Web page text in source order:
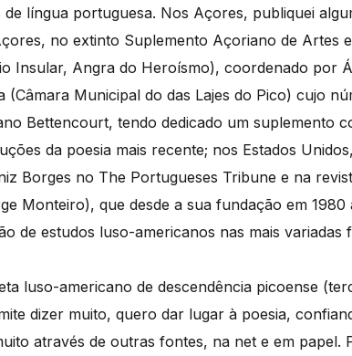
língua portuguesa. Nos Açores, publiquei
no extinto Suplemento Açoriano de Artes
Insular, Angra do Heroísmo), coordenado por
(Câmara Municipal do das Lajes do Pico) cujo
Bettencourt, tendo dedicado um suplemento
da poesia mais recente; nos Estados
Borges no The Portugueses Tribune e na
Monteiro), que desde a sua fundação em
de estudos luso-americanos nas mais variadas
luso-americano de descendência picoense
dizer muito, quero dar lugar à poesia,
através de outras fontes, na net e em papel.